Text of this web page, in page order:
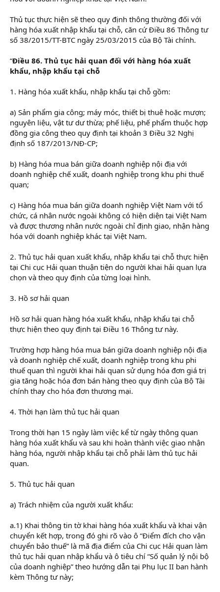
Thủ tục thực hiện sẽ theo quy định thông thường đối với
hàng hóa xuất nhập khẩu tại chỗ, căn cứ Điều 86 Thông tư
số 38/2015/TT-BTC ngày 25/03/2015 của Bộ Tài chính.
“Điều 86. Thủ tục hải quan đối với hàng hóa xuất
khẩu, nhập khẩu tại chỗ
1. Hàng hóa xuất khẩu, nhập khẩu tại chỗ gồm:
a) Sản phẩm gia công; máy móc, thiết bị thuê hoặc mượn;
nguyên liệu, vật tư dư thừa; phế liệu, phế phẩm thuộc hợp
đồng gia công theo quy định tại khoản 3 Điều 32 Nghị
định số 187/2013/NĐ-CP;
b) Hàng hóa mua bán giữa doanh nghiệp nội địa với
doanh nghiệp chế xuất, doanh nghiệp trong khu phi thuế
quan;
c) Hàng hóa mua bán giữa doanh nghiệp Việt Nam với tổ
chức, cá nhân nước ngoài không có hiện diện tại Việt Nam
và được thương nhân nước ngoài chỉ định giao, nhận hàng
hóa với doanh nghiệp khác tại Việt Nam.
2. Thủ tục hải quan xuất khẩu, nhập khẩu tại chỗ thực hiện
tại Chi cục Hải quan thuận tiện do người khai hải quan lựa
chọn và theo quy định của từng loại hình.
3. Hồ sơ hải quan
Hồ sơ hải quan hàng hóa xuất khẩu, nhập khẩu tại chỗ
thực hiện theo quy định tại Điều 16 Thông tư này.
Trường hợp hàng hóa mua bán giữa doanh nghiệp nội địa
và doanh nghiệp chế xuất, doanh nghiệp trong khu phi
thuế quan thì người khai hải quan sử dụng hóa đơn giá trị
gia tăng hoặc hóa đơn bán hàng theo quy định của Bộ Tài
chính thay cho hóa đơn thương mại.
4. Thời hạn làm thủ tục hải quan
Trong thời hạn 15 ngày làm việc kể từ ngày thông quan
hàng hóa xuất khẩu và sau khi hoàn thành việc giao nhận
hàng hóa, người nhập khẩu tại chỗ phải làm thủ tục hải
quan.
5. Thủ tục hải quan
a) Trách nhiệm của người xuất khẩu:
a.1) Khai thông tin tờ khai hàng hóa xuất khẩu và khai vận
chuyển kết hợp, trong đó ghi rõ vào ô “Điểm đích cho vận
chuyển bảo thuế” là mã địa điểm của Chi cục Hải quan làm
thủ tục hải quan nhập khẩu và ô tiêu chí “Số quản lý nội bộ
của doanh nghiệp” theo hướng dẫn tại Phụ lục II ban hành
kèm Thông tư này;